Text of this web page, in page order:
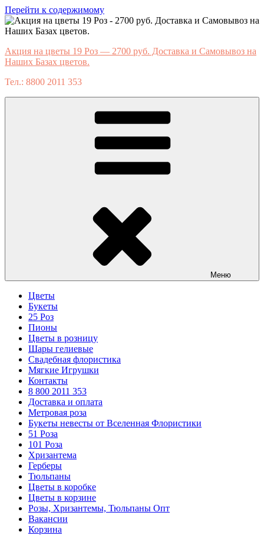
Перейти к содержимому
Акция на цветы 19 Роз — 2700 руб. Доставка и Самовывоз на
Наших Базах цветов.
Тел.: 8800 2011 353
Меню
Цветы
Букеты
25 Роз
Пионы
Цветы в розницу
Шары гелиевые
Свадебная флористика
Мягкие Игрушки
Контакты
8 800 2011 353
Доставка и оплата
Метровая роза
Букеты невесты от Вселенная Флористики
51 Роза
101 Роза
Хризантема
Герберы
Тюльпаны
Цветы в коробке
Цветы в корзине
Розы, Хризантемы, Тюльпаны Опт
Вакансии
Корзина